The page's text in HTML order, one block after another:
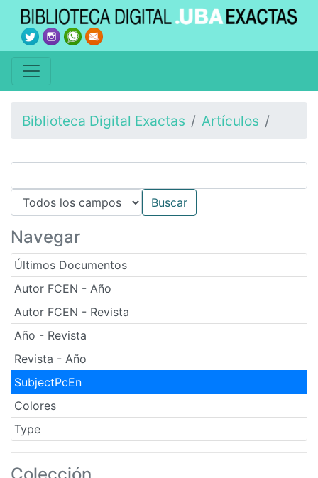
Biblioteca Digital Exactas Artículos
Navegar
Últimos Documentos
Autor FCEN - Año
Autor FCEN - Revista
Año - Revista
Revista - Año
SubjectPcEn
Colores
Type